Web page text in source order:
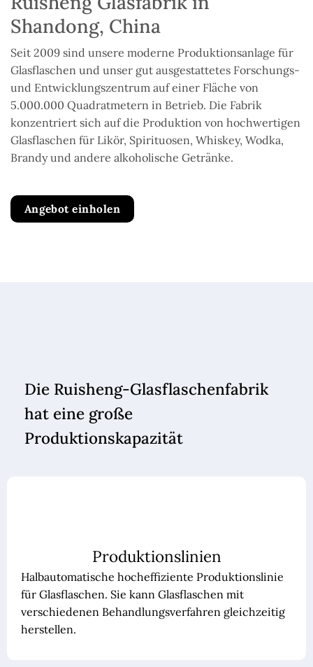
Shandong, China
Seit 2009 sind unsere moderne Produktionsanlage für
Glasflaschen und unser gut ausgestattetes Forschungs-
und Entwicklungszentrum auf einer Fläche von
5.000.000 Quadratmetern in Betrieb. Die Fabrik
konzentriert sich auf die Produktion von hochwertigen
Glasflaschen für Likör, Spirituosen, Whiskey, Wodka,
Brandy und andere alkoholische Getränke.
Angebot einholen
Die Ruisheng-Glasflaschenfabrik
hat eine große
Produktionskapazität
Produktionslinien
Halbautomatische hocheffiziente Produktionslinie
für Glasflaschen. Sie kann Glasflaschen mit
verschiedenen Behandlungsverfahren gleichzeitig
herstellen.